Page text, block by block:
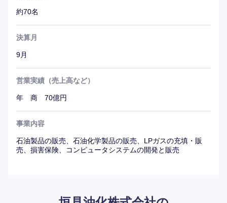
約70名
決算月
9月
営業実績（売上高など）
年 商 70億円
事業内容
石油製品の販売、石油化学製品の販売、LPガスの充填・販
売、損害保険、コンピュータシステムの開発と販売